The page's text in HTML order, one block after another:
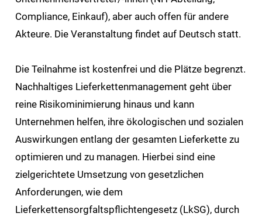
Compliance, Einkauf), aber auch offen für andere
Akteure. Die Veranstaltung findet auf Deutsch statt.
Die Teilnahme ist kostenfrei und die Plätze begrenzt.
Nachhaltiges Lieferkettenmanagement geht über
reine Risikominimierung hinaus und kann
Unternehmen helfen, ihre ökologischen und sozialen
Auswirkungen entlang der gesamten Lieferkette zu
optimieren und zu managen. Hierbei sind eine
zielgerichtete Umsetzung von gesetzlichen
Anforderungen, wie dem
Lieferkettensorgfaltspflichtengesetz (LkSG), durch